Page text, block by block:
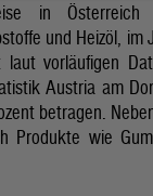
in
und Heizöl, im
laut vorläufigen
Austria am
betragen.
Produkte wie